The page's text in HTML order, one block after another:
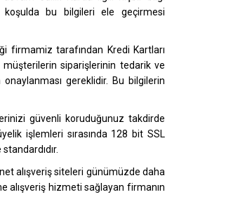
koşulda bu bilgileri ele geçirmesi
firmamiz tarafından Kredi Kartları
müşterilerin siparişlerinin tedarik ve
gereklidir. Bu bilgilerin
güvenli koruduğunuz takdirde
işlemleri sırasında 128 bit SSL
alışveriş siteleri günümüzde daha
alışveriş hizmeti sağlayan firmanın